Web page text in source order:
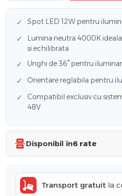
✓ Spot LED 12W pentru
✓
Lumina neutra 4000K
si echilibrata
✓ Unghi de 36° pentru
✓ Orientare reglabila pentru
✓
Compatibil exclusiv cu
48V
Disponibil în6 rate
Transport gratuit la